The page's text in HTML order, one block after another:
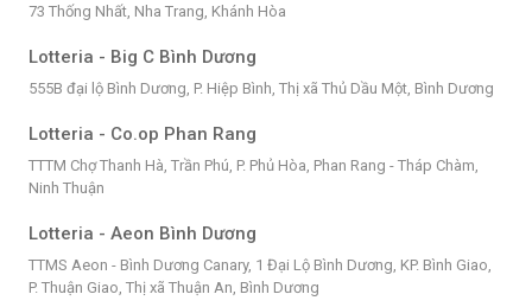
73 Thống Nhất, Nha Trang, Khánh Hòa
Lotteria - Big C Bình Dương
555B đại lộ Bình Dương, P. Hiệp Bình, Thị xã Thủ Dầu Một, Bình Dương
Lotteria - Co.op Phan Rang
TTTM Chợ Thanh Hà, Trần Phú, P. Phủ Hòa, Phan Rang - Tháp Chàm,
Ninh Thuận
Lotteria - Aeon Bình Dương
TTMS Aeon - Bình Dương Canary, 1 Đại Lộ Bình Dương, KP. Bình Giao,
P. Thuận Giao, Thị xã Thuận An, Bình Dương